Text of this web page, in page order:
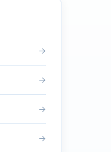
→
→
→
→